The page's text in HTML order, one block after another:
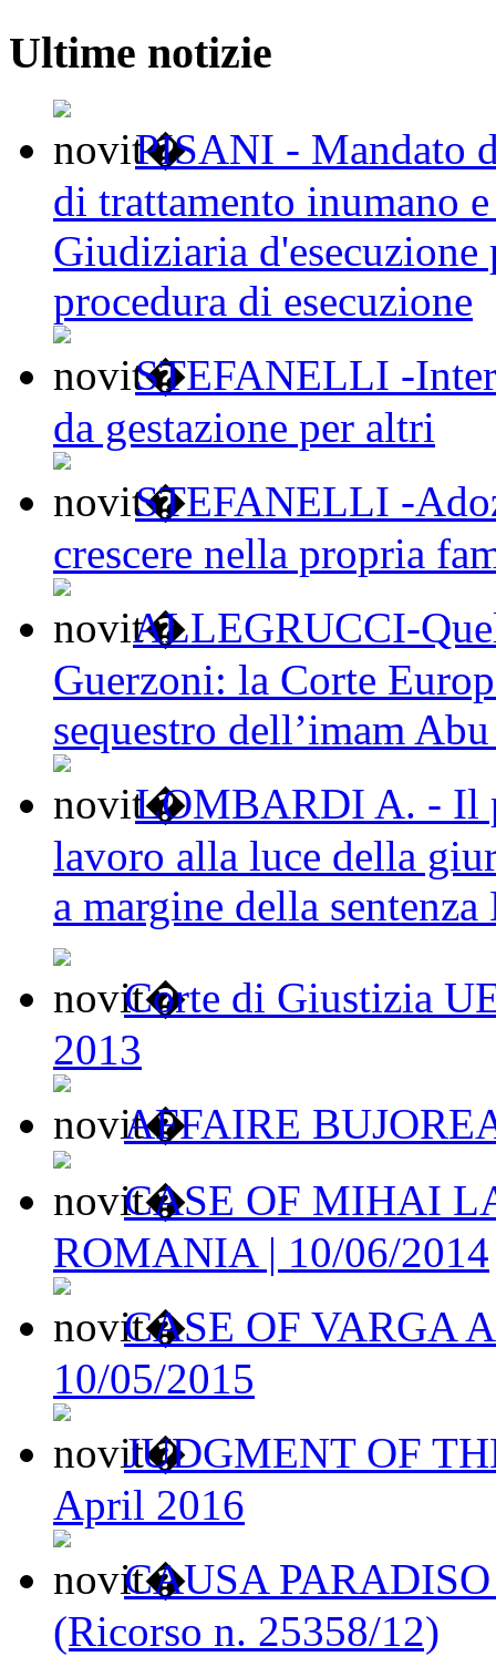
Ultime notizie
PISANI - Mandato
di trattamento inumano
Giudiziaria
procedura di esecuzione
STEFANELLI -
da gestazione per altri
STEFANELLI -
crescere nella propria
ALLEGRUCCI-
Guerzoni: la Corte
sequestro dell’imam
LOMBARDI A. - Il
lavoro alla luce della
a margine della
Corte di Giustizia
2013
AFFAIRE
CASE OF MIHAI
ROMANIA | 10/06/2014
CASE OF VARGA
10/05/2015
JUDGMENT OF
April 2016
CAUSA
(Ricorso n. 25358/12)